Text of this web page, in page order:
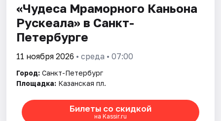
«Чудеса Мраморного Каньона
Рускеала» в Санкт-
Петербурге
11 ноября 2026 • среда • 07:00
Город: Санкт-Петербург
Площадка: Казанская пл.
Билеты со скидкой
на Kassir.ru